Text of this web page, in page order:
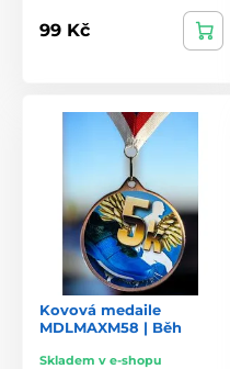
99 Kč
Kovová medaile
MDLMAXM58 | Běh
Skladem v e-shopu